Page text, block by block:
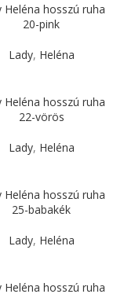
Heléna hosszú ruha
20-pink
Lady, Heléna
Heléna hosszú ruha
22-vörös
Lady, Heléna
Heléna hosszú ruha
25-babakék
Lady, Heléna
Heléna hosszú ruha